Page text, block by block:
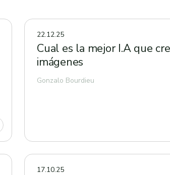
22.12.25
Cual es la mejor I.A que
imágenes
Gonzalo Bourdieu
17.10.25